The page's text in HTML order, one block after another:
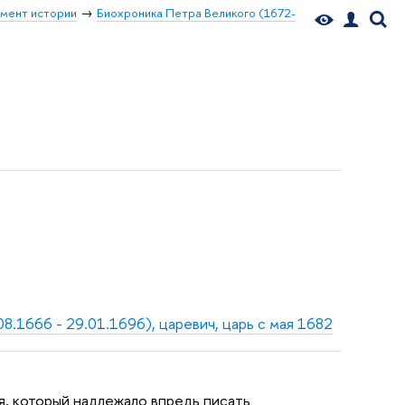
истории
Биохроника Петра Великого (1672-
- 29.01.1696), царевич, царь с мая 1682
который надлежало впредь писать